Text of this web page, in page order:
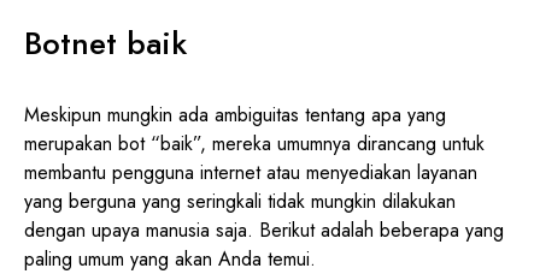
Botnet baik
Meskipun mungkin ada ambiguitas tentang apa yang
merupakan bot “baik”, mereka umumnya dirancang untuk
membantu pengguna internet atau menyediakan layanan
yang berguna yang seringkali tidak mungkin dilakukan
dengan upaya manusia saja. Berikut adalah beberapa yang
paling umum yang akan Anda temui.